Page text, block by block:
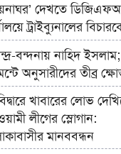
দেখতে
ট্রাইব্যুনালের
বন্দনায় নাহিদ ইসলাম;
অনুসারীদের তীব্র
খাবারের লোভ
লীগের স্লোগান:
মানববন্ধন